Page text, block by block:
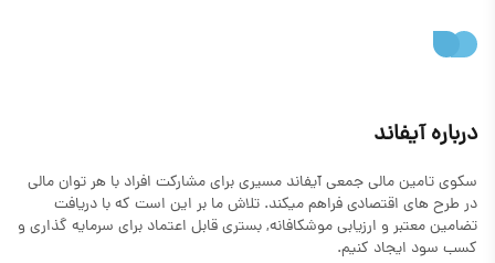
درباره آیفاند
سکوی تامین مالی جمعی آیفاند مسیری برای مشارکت افراد با هر توان مالی
در طرح های اقتصادی فراهم میکند. تلاش ما بر این است که با دریافت
تضامین معتبر و ارزیابی موشکافانه, بستری قابل اعتماد برای سرمایه گذاری و
کسب سود ایجاد کنیم.